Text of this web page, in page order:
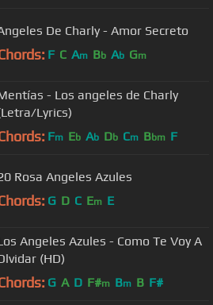
De Charly - Amor Secreto
F C Am Bb Ab Gm
- Los angeles de Charly
Lyrics)
Fm Eb Ab Db Cm Bbm F
Rosa Angeles Azules
G D C Em E
Angeles Azules - Como Te Voy A
(HD)
G A D F#m Bm B F#